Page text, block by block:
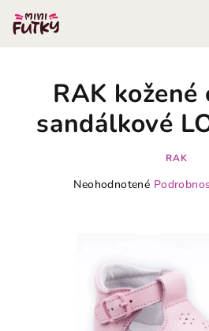
obsah
RAK kožené
sandálkové
RAK
Priemerné
hviezdičiek.
Neohodnotené